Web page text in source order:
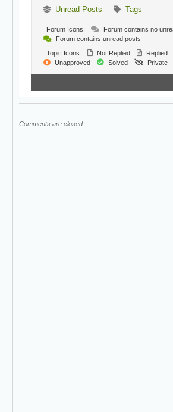
Unread Posts
Tags
Forum Icons:
Forum contains no
Forum contains unread posts
Topic Icons:
Not Replied
Replied
Unapproved
Solved Private
Comments are closed.